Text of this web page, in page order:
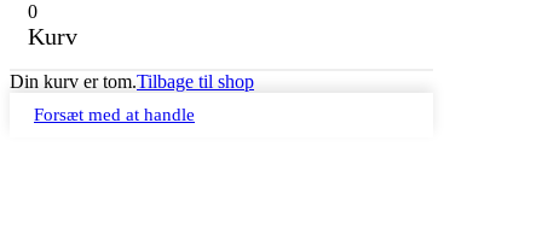
0
Kurv
Din kurv er tom.Tilbage til shop
Forsæt med at handle